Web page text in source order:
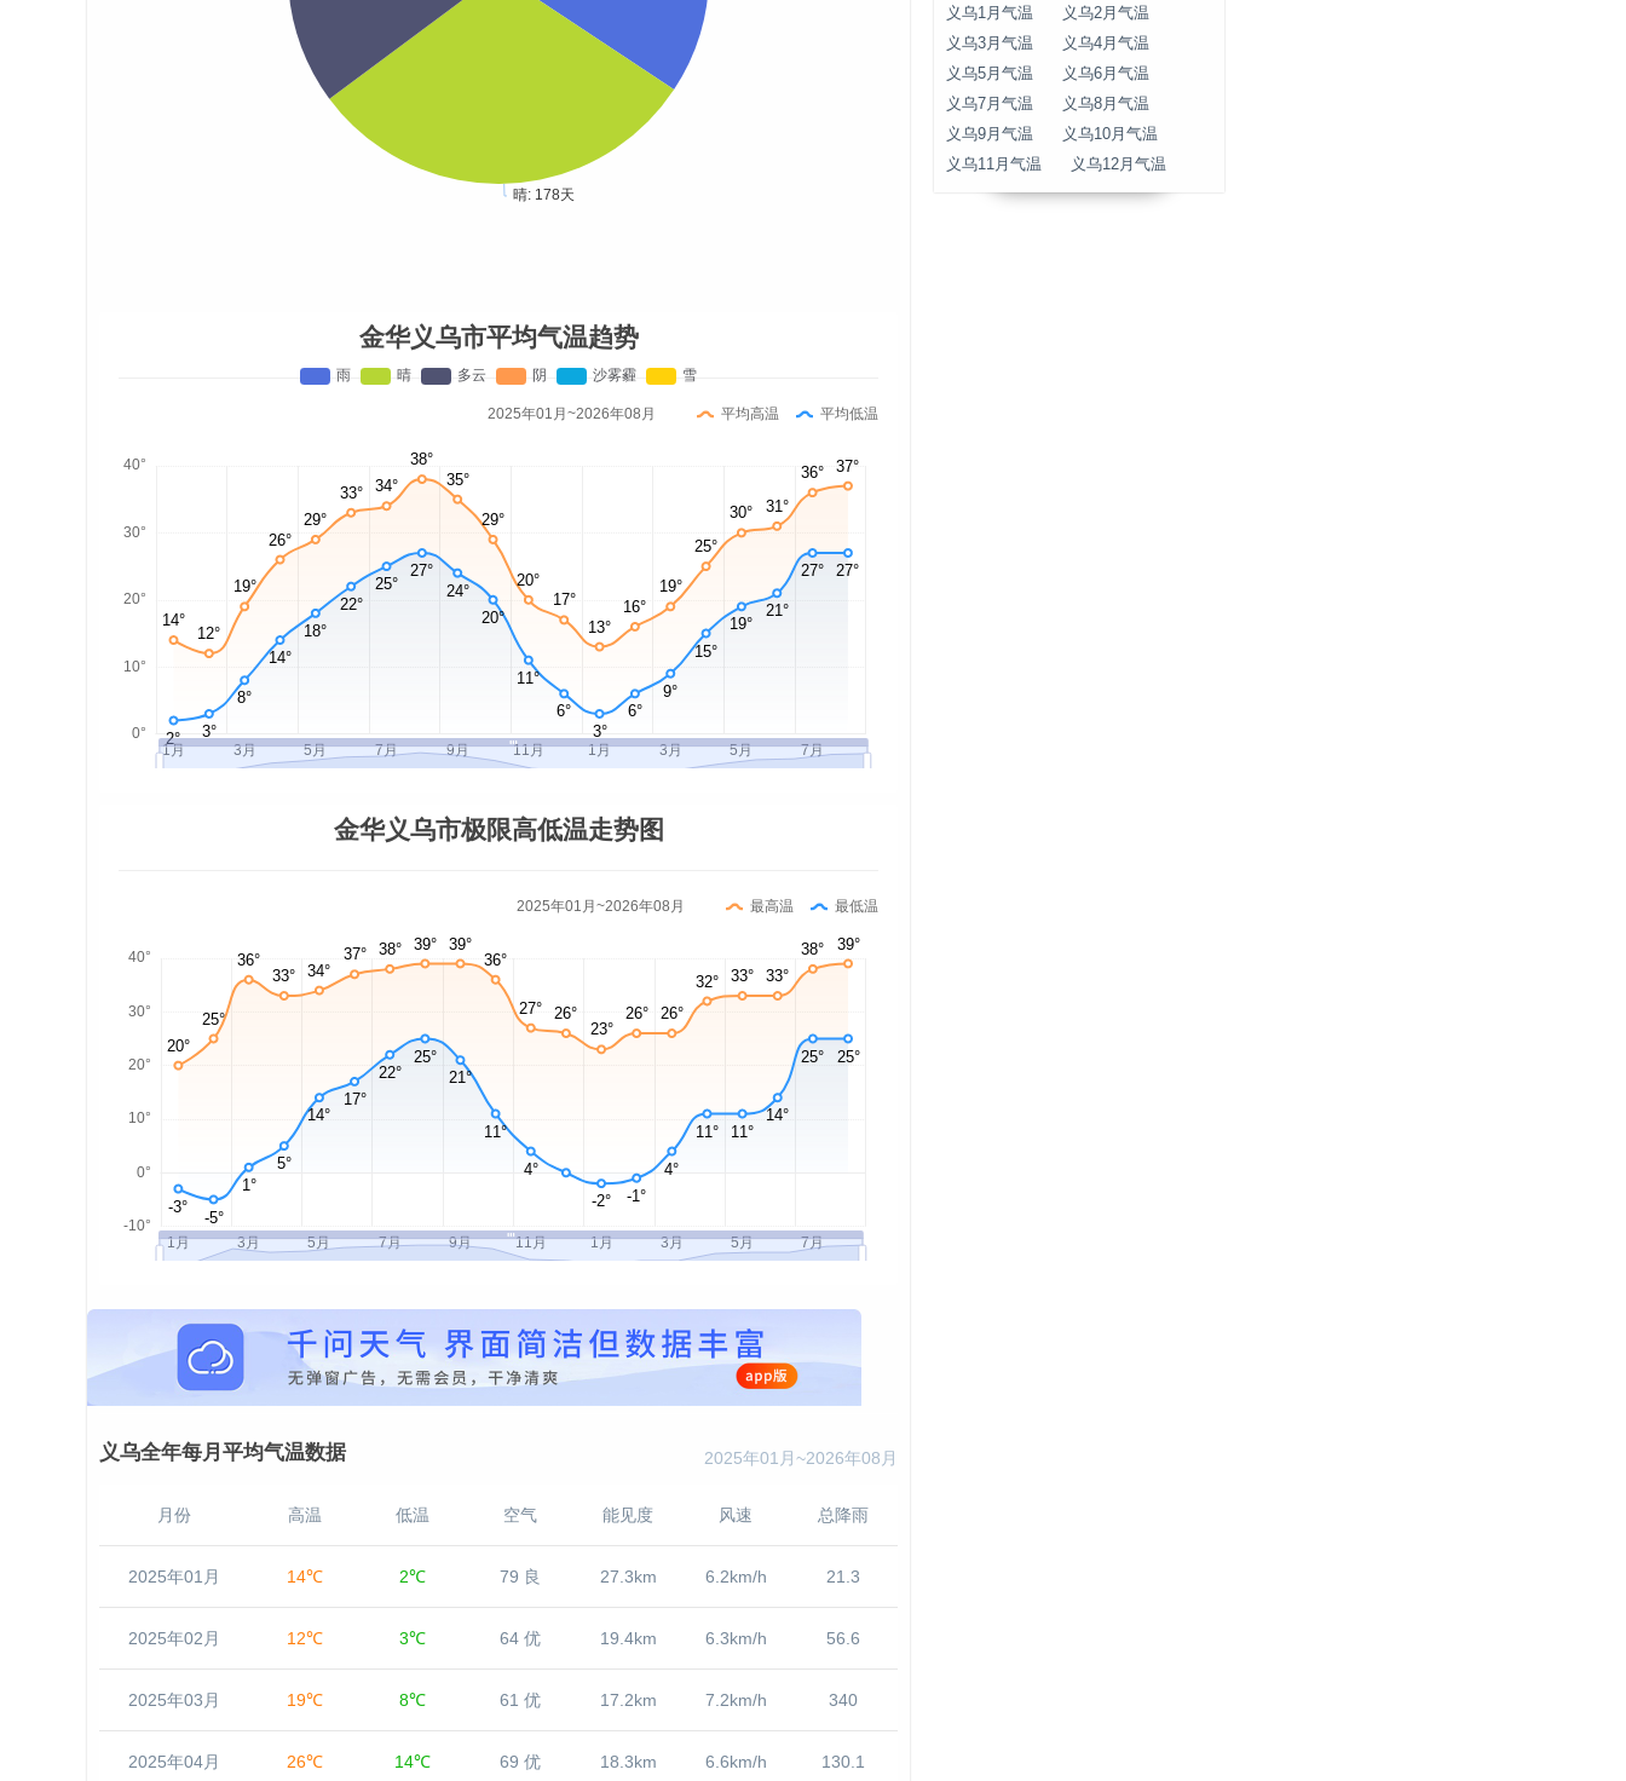
金华义乌市平均气温趋势
2025年01月~2026年08月 平均高温 平均低温
金华义乌市极限高低温走势图
2025年01月~2026年08月 最高温 最低温
2025年01月~2026年08月
义乌全年每月平均气温数据
月份 高温 低温 空气 能见度 风速 总降雨
2025年01月 14℃ 2℃ 79 良 27.3km 6.2km/h 21.3
2025年02月 12℃ 3℃ 64 优 19.4km 6.3km/h 56.6
2025年03月 19℃ 8℃ 61 优 17.2km 7.2km/h 340
2025年04月 26℃ 14℃ 69 优 18.3km 6.6km/h 130.1
义乌1月气温
义乌2月气温
义乌3月气温
义乌4月气温
义乌5月气温
义乌6月气温
义乌7月气温
义乌8月气温
义乌9月气温
义乌10月气温
义乌11月气温
义乌12月气温